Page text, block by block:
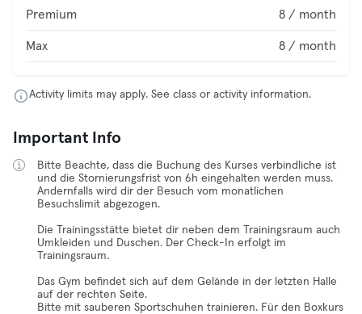
Premium 8 / month
Max 8 / month
Activity limits may apply. See class or activity information.
Important Info
Bitte Beachte, dass die Buchung des Kurses verbindliche ist
und die Stornierungsfrist von 6h eingehalten werden muss.
Andernfalls wird dir der Besuch vom monatlichen
Besuchslimit abgezogen.
Die Trainingsstätte bietet dir neben dem Trainingsraum auch
Umkleiden und Duschen. Der Check-In erfolgt im
Trainingsraum.
Das Gym befindet sich auf dem Gelände in der letzten Halle
auf der rechten Seite.
Bitte mit sauberen Sportschuhen trainieren. Für den Boxkurs